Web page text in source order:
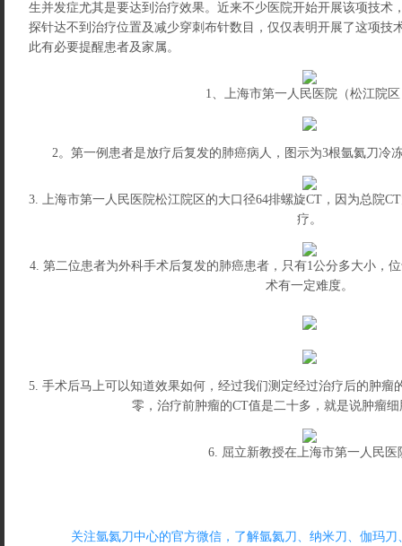
生并发症尤其是要达到治疗效果。近来不少医院开始开展该项技术
探针达不到治疗位置及减少穿刺布针数目，仅仅表明开展了这项技
此有必要提醒患者及家属。
1、上海市第一人民医院（松江院
2。第一例患者是放疗后复发的肺癌病人，图示为3根氩氦刀冷
3. 上海市第一人民医院松江院区的大口径64排螺旋CT，因为总院
疗。
4. 第二位患者为外科手术后复发的肺癌患者，只有1公分多大小，
术有一定难度。
5. 手术后马上可以知道效果如何，经过我们测定经过治疗后的肿瘤
零，治疗前肿瘤的CT值是二十多，就是说肿瘤
6. 屈立新教授在上海市第一人民医
关注氩氦刀中心的官方微信，了解氩氦刀、纳米刀、伽玛